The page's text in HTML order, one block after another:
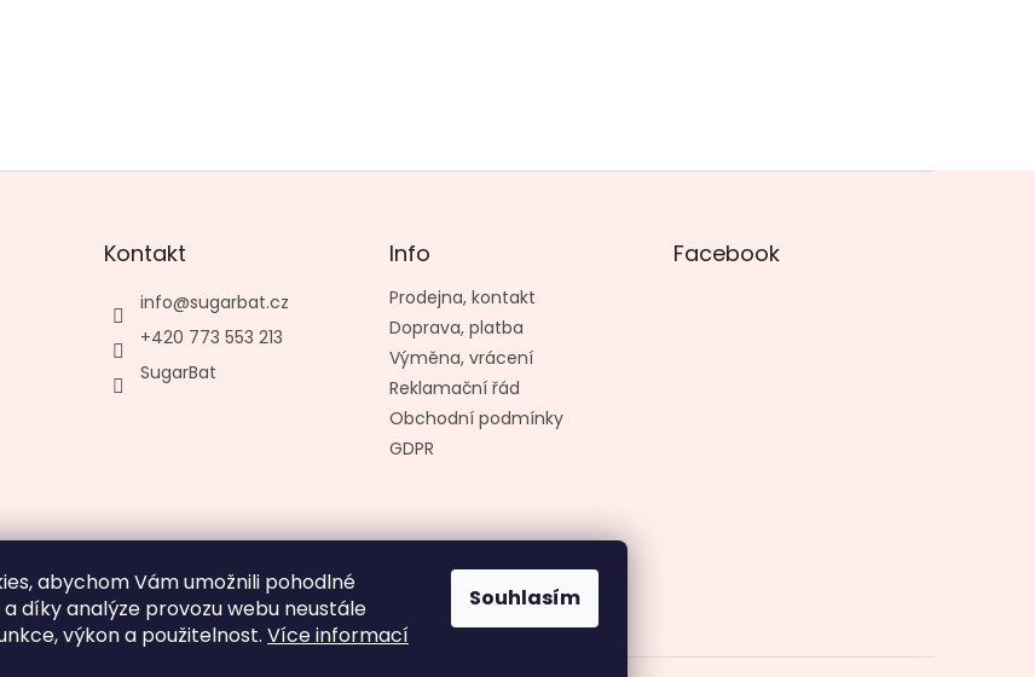
abychom Vám umožnili pohodlné
díky analýze provozu webu neustále
výkon a použitelnost. Více informací
Souhlasím
Kontakt
info@sugarbat.cz
+420 773 553 213
SugarBat
Info
Prodejna, kontakt
Doprava, platba
Výměna, vrácení
Reklamační řád
Obchodní podmínky
GDPR
Facebook
Vytvořil kashop.cz